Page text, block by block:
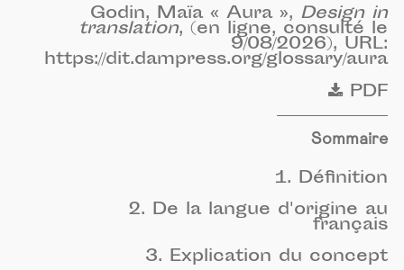
Godin, Maïa « Aura », Design in
translation, (en ligne, consulté le
9/08/2026), URL:
https://dit.dampress.org/glossary/aura
PDF
Sommaire
1. Définition
2. De la langue d'origine au
français
3. Explication du concept